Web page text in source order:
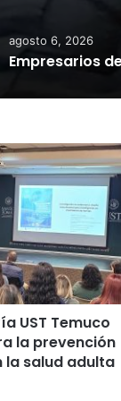
agosto 6, 2026
UST Temuco
la prevención
salud adulta